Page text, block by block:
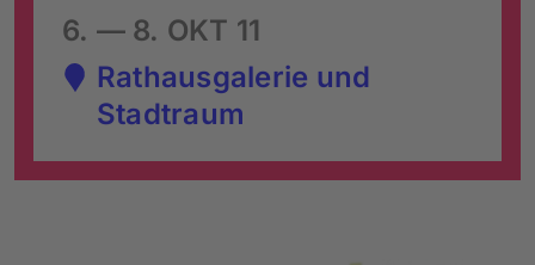
6. — 8. OKT 11
Rathausgalerie und
Stadtraum